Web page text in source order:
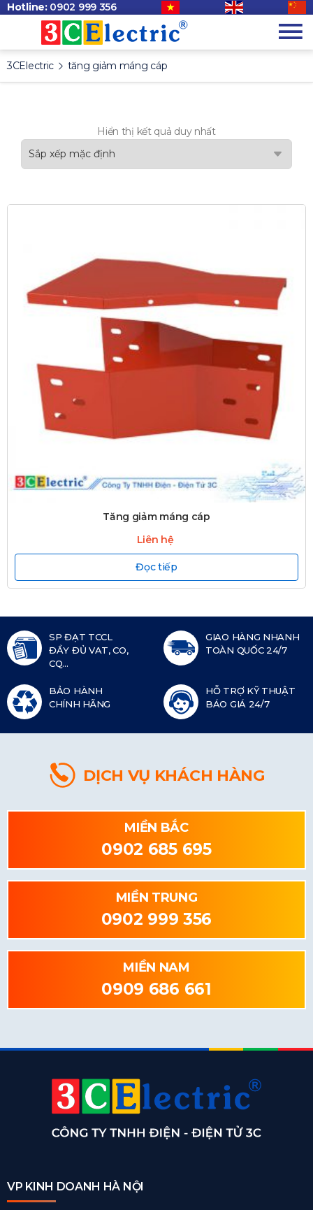
Hotline: 0902 999 356
3CElectric tăng giảm máng cáp
Hiển thị kết quả duy nhất
Tăng giảm máng cáp
Liên hệ
Đọc tiếp
SP ĐẠT TCCL
ĐẦY ĐỦ VAT, CO,
CQ...
GIAO HÀNG NHANH
TOÀN QUỐC 24/7
BẢO HÀNH
CHÍNH HÃNG
HỖ TRỢ KỸ THUẬT
BÁO GIÁ 24/7
DỊCH VỤ KHÁCH HÀNG
MIỀN BẮC
0902 685 695
MIỀN TRUNG
0902 999 356
MIỀN NAM
0909 686 661
VP KINH DOANH HÀ NỘI